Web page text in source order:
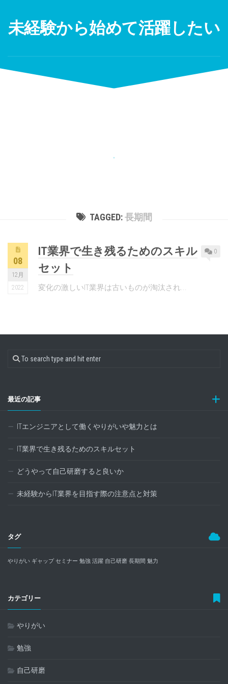
content
未経験から始めて活躍したい
TAGGED:長期間
08
12月
2022
0
IT業界で生き残るためのスキル
セット
変化の激しいIT業界は古いものが淘汰され...
最近の記事
ITエンジニアとして働くやりがいや魅力とは
IT業界で生き残るためのスキルセット
どうやって自己研磨すると良いか
未経験からIT業界を目指す際の注意点と対策
タグ
やりがい ギャップ セミナー 勉強 活躍 自己研磨 長期間 魅力
カテゴリー
やりがい
勉強
自己研磨